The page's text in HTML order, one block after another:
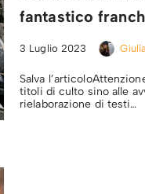
fantastico
3 Luglio 2023
Salva
titoli di culto sino alle
rielaborazione di testi…